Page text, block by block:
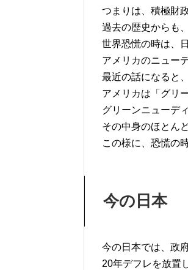
つまりは、積極財
過去の歴史からも
世界恐慌の時は、
アメリカのニュー
最近の話になると
アメリカは「グリ
グリーンニューデ
その中身のほとん
この様に、恐慌の
今の日本
今の日本では、政
20年デフレを放置